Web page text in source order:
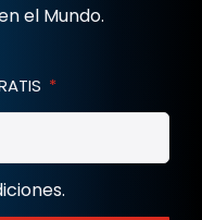
el Mundo.